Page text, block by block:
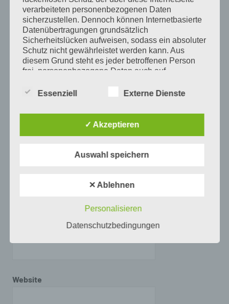
Erforderliche Felder sind mit*markiert
Kommentar*
Website
verarbeiteten personenbezogenen Daten
sicherzustellen. Dennoch können Internetbasierte
Datenübertragungen grundsätzlich
Sicherheitslücken aufweisen, sodass ein absoluter
Schutz nicht gewährleistet werden kann. Aus
diesem Grund steht es jeder betroffenen Person
frei, personenbezogene Daten auch auf
uns zu übermitteln.
Begriffsbestimmungen
Die Datenschutzerklärung beruht auf den
Richtlinien- und Verordnungsgeber beim Erlass
soll sowohl für die Öffentlichkeit als auch für
lesbar und verständlich sein. Um dies zu
Begrifflichkeiten erläutern.
a) personenbezogene Daten
Essenziell Externe Dienste
✓ Akzeptieren
Auswahl speichern
✕ Ablehnen
Personalisieren
Datenschutzbedingungen